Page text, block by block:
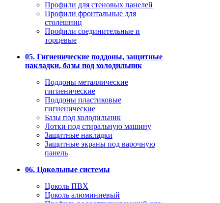
Профили для стеновых панелей
Профили фронтальные для
столешниц
Профили соединительные и
торцевые
05. Гигиенические поддоны, защитные
накладки, базы под холодильник
Поддоны металлические
гигиенические
Поддоны пластиковые
гигиенические
Базы под холодильник
Лотки под стиральную машину
Защитные накладки
Защитные экраны под варочную
панель
06. Цокольные системы
Цоколь ПВХ
Цоколь алюминиевый